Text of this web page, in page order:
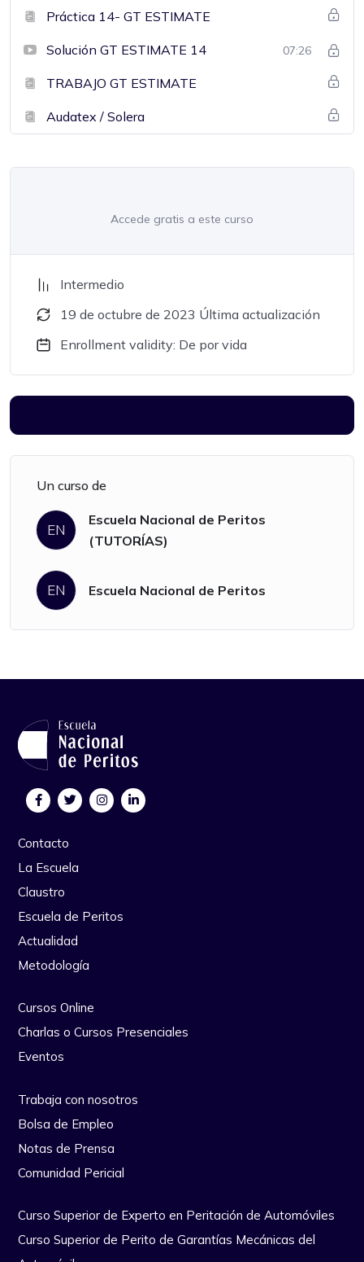
Práctica 14- GT ESTIMATE
Solución GT ESTIMATE 14 07:26
TRABAJO GT ESTIMATE
Audatex / Solera
Accede gratis a este curso
Intermedio
19 de octubre de 2023 Última actualización
Enrollment validity: De por vida
Un curso de
EN
Escuela Nacional de Peritos
(TUTORÍAS)
EN Escuela Nacional de Peritos
Contacto
La Escuela
Claustro
Escuela de Peritos
Actualidad
Metodología
Cursos Online
Charlas o Cursos Presenciales
Eventos
Trabaja con nosotros
Bolsa de Empleo
Notas de Prensa
Comunidad Pericial
Curso Superior de Experto en Peritación de Automóviles
Curso Superior de Perito de Garantías Mecánicas del